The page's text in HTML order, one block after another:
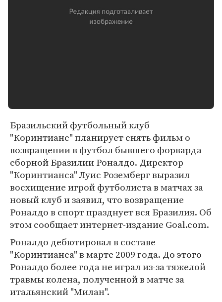
Бразильский футбольный клуб
"Коринтианс" планирует снять фильм о
возвращении в футбол бывшего форварда
сборной Бразилии Роналдо. Директор
"Коринтианса" Луис Роземберг выразил
восхищение игрой футболиста в матчах за
новый клуб и заявил, что возвращение
Роналдо в спорт празднует вся Бразилия. Об
этом сообщает интернет-издание Goal.com.
Роналдо дебютировал в составе
"Коринтианса" в марте 2009 года. До этого
Роналдо более года не играл из-за тяжелой
травмы колена, полученной в матче за
итальянский "Милан".